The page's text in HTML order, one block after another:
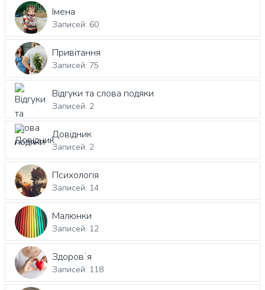
Імена
Записей: 60
Привітання
Записей: 75
Відгуки та слова подяки
Записей: 2
Довідник
Записей: 2
Психологія
Записей: 14
Малюнки
Записей: 12
Здоровʼя
Записей: 118